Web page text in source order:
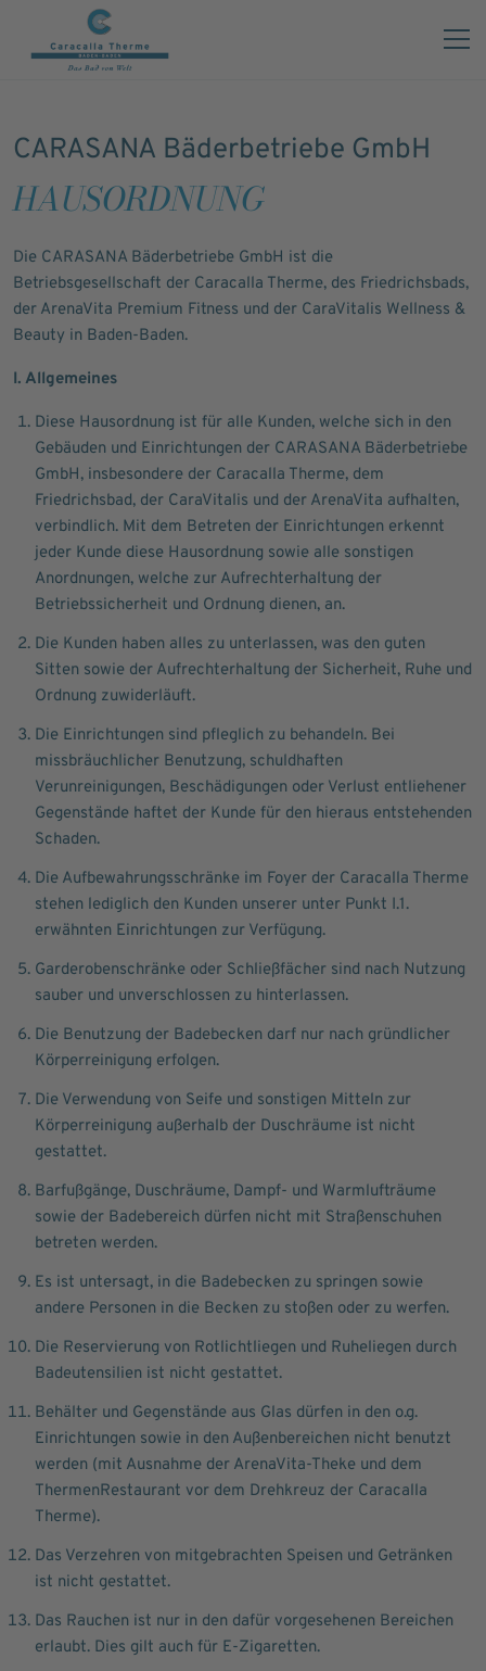
Hausordnung & AGB
CARASANA Bäderbetriebe GmbH
HAUSORDNUNG
Die CARASANA Bäderbetriebe GmbH ist die
Betriebsgesellschaft der Caracalla Therme, des Friedrichsbads,
der ArenaVita Premium Fitness und der CaraVitalis Wellness &
Beauty in Baden-Baden.
I. Allgemeines
Diese Hausordnung ist für alle Kunden, welche sich in den
Gebäuden und Einrichtungen der CARASANA Bäderbetriebe
GmbH, insbesondere der Caracalla Therme, dem
Friedrichsbad, der CaraVitalis und der ArenaVita aufhalten,
verbindlich. Mit dem Betreten der Einrichtungen erkennt
jeder Kunde diese Hausordnung sowie alle sonstigen
Anordnungen, welche zur Aufrechterhaltung der
Betriebssicherheit und Ordnung dienen, an.
Die Kunden haben alles zu unterlassen, was den guten
Sitten sowie der Aufrechterhaltung der Sicherheit, Ruhe und
Ordnung zuwiderläuft.
Die Einrichtungen sind pfleglich zu behandeln. Bei
missbräuchlicher Benutzung, schuldhaften
Verunreinigungen, Beschädigungen oder Verlust entliehener
Gegenstände haftet der Kunde für den hieraus entstehenden
Schaden.
Die Aufbewahrungsschränke im Foyer der Caracalla Therme
stehen lediglich den Kunden unserer unter Punkt I.1.
erwähnten Einrichtungen zur Verfügung.
Garderobenschränke oder Schließfächer sind nach Nutzung
sauber und unverschlossen zu hinterlassen.
Die Benutzung der Badebecken darf nur nach gründlicher
Körperreinigung erfolgen.
Die Verwendung von Seife und sonstigen Mitteln zur
Körperreinigung außerhalb der Duschräume ist nicht
gestattet.
Barfußgänge, Duschräume, Dampf- und Warmlufträume
sowie der Badebereich dürfen nicht mit Straßenschuhen
betreten werden.
Es ist untersagt, in die Badebecken zu springen sowie
andere Personen in die Becken zu stoßen oder zu werfen.
Die Reservierung von Rotlichtliegen und Ruheliegen durch
Badeutensilien ist nicht gestattet.
Behälter und Gegenstände aus Glas dürfen in den o.g.
Einrichtungen sowie in den Außenbereichen nicht benutzt
werden (mit Ausnahme der ArenaVita-Theke und dem
ThermenRestaurant vor dem Drehkreuz der Caracalla
Therme).
Das Verzehren von mitgebrachten Speisen und Getränken
ist nicht gestattet.
Das Rauchen ist nur in den dafür vorgesehenen Bereichen
erlaubt. Dies gilt auch für E-Zigaretten.